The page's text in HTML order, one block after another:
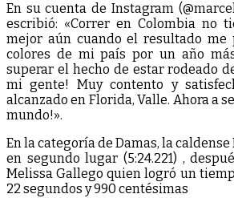
En su cuenta de Instagram
escribió: «Correr en Colombia no
mejor aún cuando el resultado me
colores de mi país por un año
superar el hecho de estar rodeado
mi gente! Muy contento y
alcanzado en Florida, Valle. Ahora a
mundo!».
En la categoría de Damas, la
en segundo lugar (5:24.221) ,
Melissa Gallego quien logró un
22 segundos y 990 centésimas